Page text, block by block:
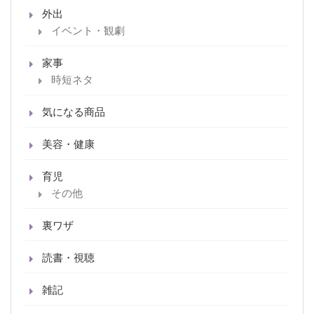
外出
イベント・観劇
家事
時短ネタ
気になる商品
美容・健康
育児
その他
裏ワザ
読書・視聴
雑記